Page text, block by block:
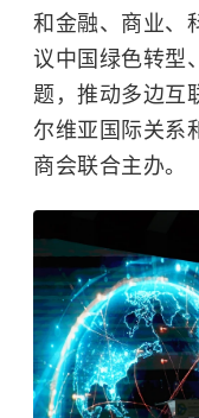
和金融、商业、
议中国绿色转型
题，推动多边互
尔维亚 国际关系
商会联合主办。